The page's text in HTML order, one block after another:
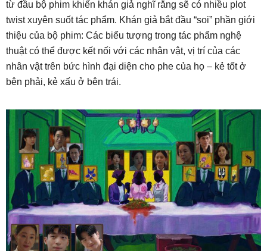
từ đầu bộ phim khiến khán giả nghĩ rằng sẽ có nhiều plot
twist xuyên suốt tác phẩm. Khán giả bắt đầu “soi” phần giới
thiệu của bộ phim: Các biểu tượng trong tác phẩm nghệ
thuật có thể được kết nối với các nhân vật, vị trí của các
nhân vật trên bức hình đại diện cho phe của họ – kẻ tốt ở
bên phải, kẻ xấu ở bên trái.